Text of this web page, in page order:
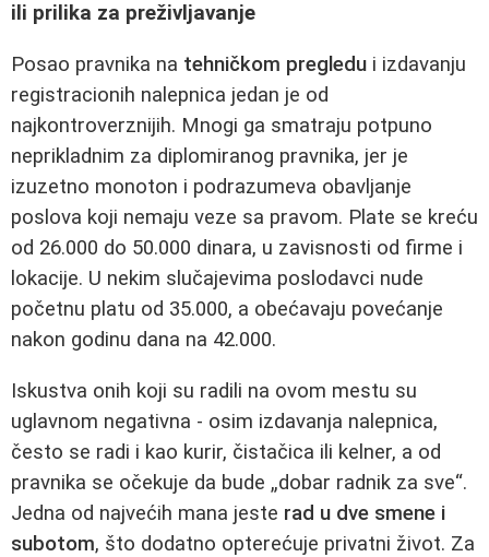
ili prilika za preživljavanje
Posao pravnika na tehničkom pregledu i izdavanju
registracionih nalepnica jedan je od
najkontroverznijih. Mnogi ga smatraju potpuno
neprikladnim za diplomiranog pravnika, jer je
izuzetno monoton i podrazumeva obavljanje
poslova koji nemaju veze sa pravom. Plate se kreću
od 26.000 do 50.000 dinara, u zavisnosti od firme i
lokacije. U nekim slučajevima poslodavci nude
početnu platu od 35.000, a obećavaju povećanje
nakon godinu dana na 42.000.
Iskustva onih koji su radili na ovom mestu su
uglavnom negativna - osim izdavanja nalepnica,
često se radi i kao kurir, čistačica ili kelner, a od
pravnika se očekuje da bude „dobar radnik za sve“.
Jedna od najvećih mana jeste rad u dve smene i
subotom, što dodatno opterećuje privatni život. Za